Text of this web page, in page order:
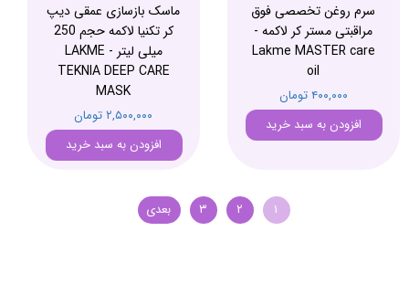
سرم روغن تخصصی فوق
مراقبتی مستر کر لاکمه -
Lakme MASTER care
oil
۴۰۰,۰۰۰ تومان
افزودن به سبد خرید
ماسک بازسازی عمقی دیپ
کر تکنیا لاکمه حجم 250
میلی لیتر - LAKME
TEKNIA DEEP CARE
MASK
۲,۵۰۰,۰۰۰ تومان
افزودن به سبد خرید
۱ ۲ ۳ بعدی